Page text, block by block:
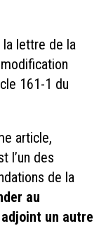
la lettre de la
161-1 du
article,
l’un des
de la
au
un autre